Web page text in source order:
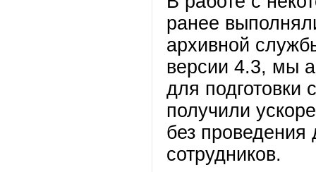
ранее
архивной
версии 4.3, мы
для подготовки
получили
без проведения
сотрудников.